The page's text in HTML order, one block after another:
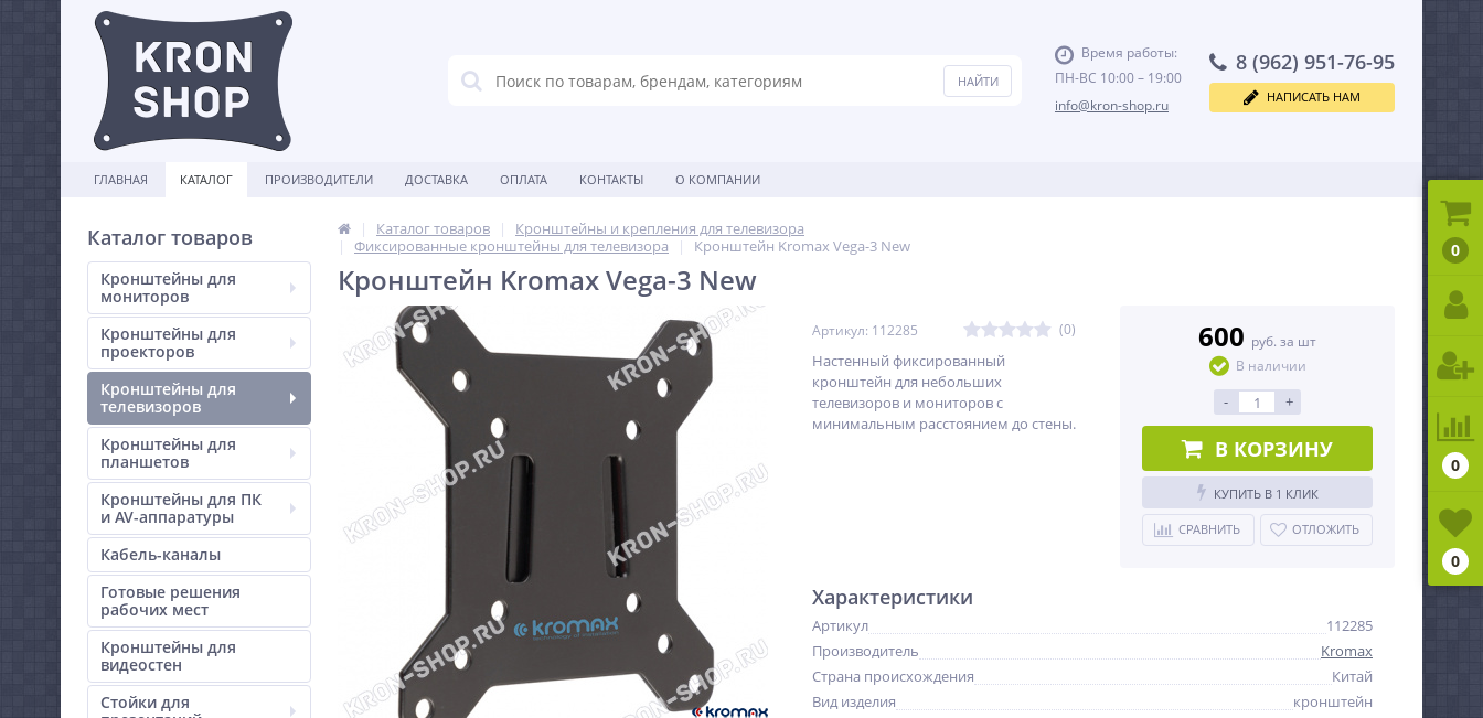
Время работы:
ПН-ВС 10:00 – 19:00
info@kron-shop.ru
8 (962) 951-76-95
НАПИСАТЬ НАМ
ГЛАВНАЯ КАТАЛОГ ПРОИЗВОДИТЕЛИ ДОСТАВКА ОПЛАТА КОНТАКТЫ О КОМПАНИИ
Каталог товаров
Кронштейны для
мониторов
Кронштейны для
проекторов
Кронштейны для
телевизоров
Кронштейны для
планшетов
Кронштейны для ПК
и AV-аппаратуры
Кабель-каналы
Готовые решения
рабочих мест
Кронштейны для
видеостен
Стойки для
Каталог товаров
Кронштейны и крепления для телевизора
Фиксированные кронштейны для телевизора
Кронштейн Kromax Vega-3 New
Кронштейн Kromax Vega-3 New
Артикул: 112285 (0)
Настенный фиксированный
кронштейн для небольших
телевизоров и мониторов с
минимальным расстоянием до стены.
600 руб. за шт
В наличии
- +
В КОРЗИНУ
КУПИТЬ В 1 КЛИК
СРАВНИТЬ ОТЛОЖИТЬ
Характеристики
Артикул
112285
Производитель
Kromax
Страна происхождения
Китай
Вид изделия
кронштейн
0
0
0